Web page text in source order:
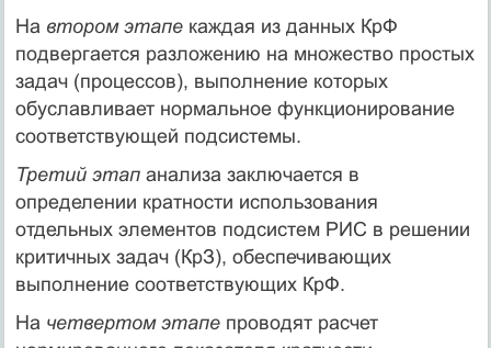
На втором этапекаждая из данных КрФ
подвергается разложению на множество простых
задач (процессов), выполнение которых
обуславливает нормальное функционирование
соответствующей подсистемы.
Третий этапанализа заключается в
определении кратности использования
отдельных элементов подсистем РИС в решении
критичных задач (КрЗ), обеспечивающих
выполнение соответствующих КрФ.
На четвертом этапепроводят расчет